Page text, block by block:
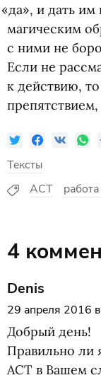
«да», и дать им
магическим
с ними не
Если не
к действию,
препятствием,
Тексты
ACT
4
Denis
29 апреля 2016
Добрый день!
Правильно ли
ACT в Вашем